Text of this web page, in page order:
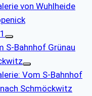
von Wuhlheide
S-Bahnhof Grünau
Vom S-Bahnhof
Schmöckwitz